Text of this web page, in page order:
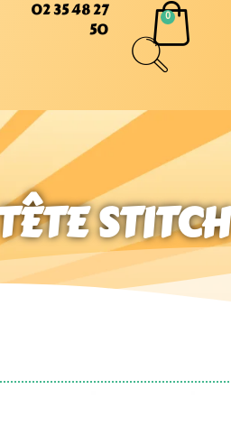
02 35 48 27
50
STITCH